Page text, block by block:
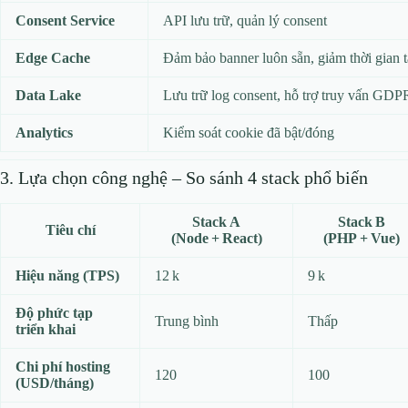
Consent Service API lưu trữ, quản lý consent
Edge Cache Đảm bảo banner luôn sẵn, giảm thời gian
Data Lake Lưu trữ log consent, hỗ trợ truy vấn
Analytics Kiểm soát cookie đã bật/đóng
3. Lựa chọn công nghệ – So sánh 4 stack phổ biến
Tiêu chí
Stack A
(Node + React)
Stack B
(PHP + Vue)
Hiệu năng (TPS) 12 k 9 k
Độ phức tạp
triển khai
Trung bình Thấp
Chi phí hosting
(USD/tháng)
120 100